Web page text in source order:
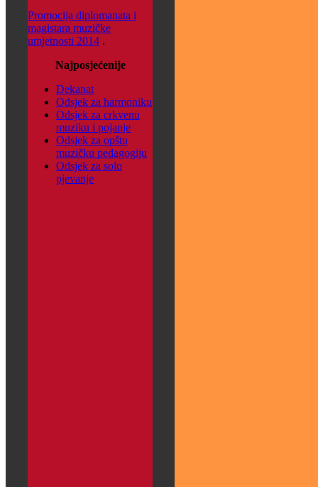
Promocija diplomanata i
magistara muzičke
umjetnosti 2014 .
Najposjećenije
Dekanat
Odsjek za harmoniku
Odsjek za crkvenu
muziku i pojanje
Odsjek za opštu
muzičku pedagogiju
Odsjek za solo
pjevanje